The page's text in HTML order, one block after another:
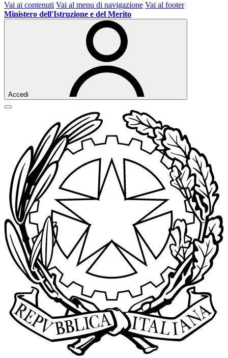
Vai ai contenuti Vai al menu di navigazione Vai al footer
Ministero dell'Istruzione e del Merito
Accedi